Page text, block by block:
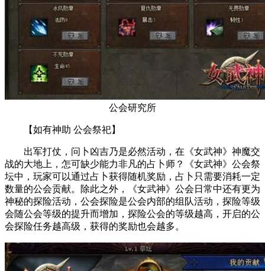
公会研究所
【如有神助 公会祭祀】
出军打仗，问卜凶吉乃是必然活动，在《女武神》神魔交
战的大地上，怎可缺少能力非凡的占卜师？《女武神》公会祭
坛中，玩家可以通过占卜获得随机奖励，占卜只需要消耗一定
数量的公会贡献。除此之外，《女武神》公会日常中还有更为
神秘的探险活动，公会探险是公会内部的组队活动，探险等级
会随公会等级的提升而增加，探险公会的等级越高，开启的公
会探险任务越高级，获得的奖励也会越多。